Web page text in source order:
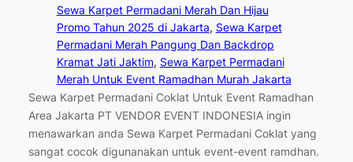
Sewa Karpet Permadani Merah Dan Hijau
Promo Tahun 2025 di Jakarta, Sewa Karpet
Permadani Merah Pangung Dan Backdrop
Kramat Jati Jaktim, Sewa Karpet Permadani
Merah Untuk Event Ramadhan Murah Jakarta
Sewa Karpet Permadani Coklat Untuk Event Ramadhan
Area Jakarta PT VENDOR EVENT INDONESIA ingin
menawarkan anda Sewa Karpet Permadani Coklat yang
sangat cocok digunanakan untuk event-event ramdhan.